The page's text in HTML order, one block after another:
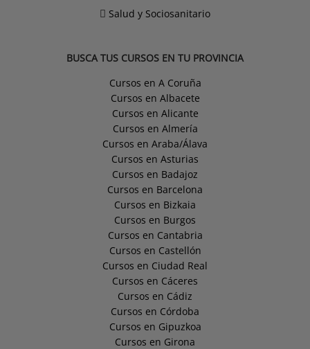
Salud y Sociosanitario
BUSCA TUS CURSOS EN TU PROVINCIA
Cursos en A Coruña
Cursos en Albacete
Cursos en Alicante
Cursos en Almería
Cursos en Araba/Álava
Cursos en Asturias
Cursos en Badajoz
Cursos en Barcelona
Cursos en Bizkaia
Cursos en Burgos
Cursos en Cantabria
Cursos en Castellón
Cursos en Ciudad Real
Cursos en Cáceres
Cursos en Cádiz
Cursos en Córdoba
Cursos en Gipuzkoa
Cursos en Girona